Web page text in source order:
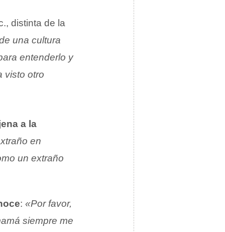
distinta de la
una cultura
entenderlo y
visto otro
a la
en
un extraño
: «Por favor,
siempre me